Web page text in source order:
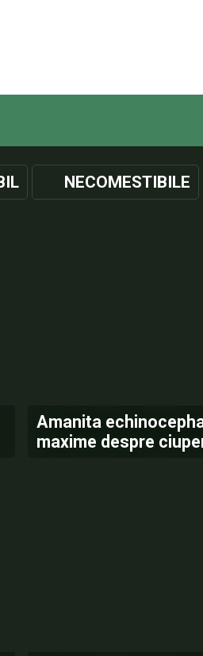
NECOMESTIBILE
Amanita
maxime despre